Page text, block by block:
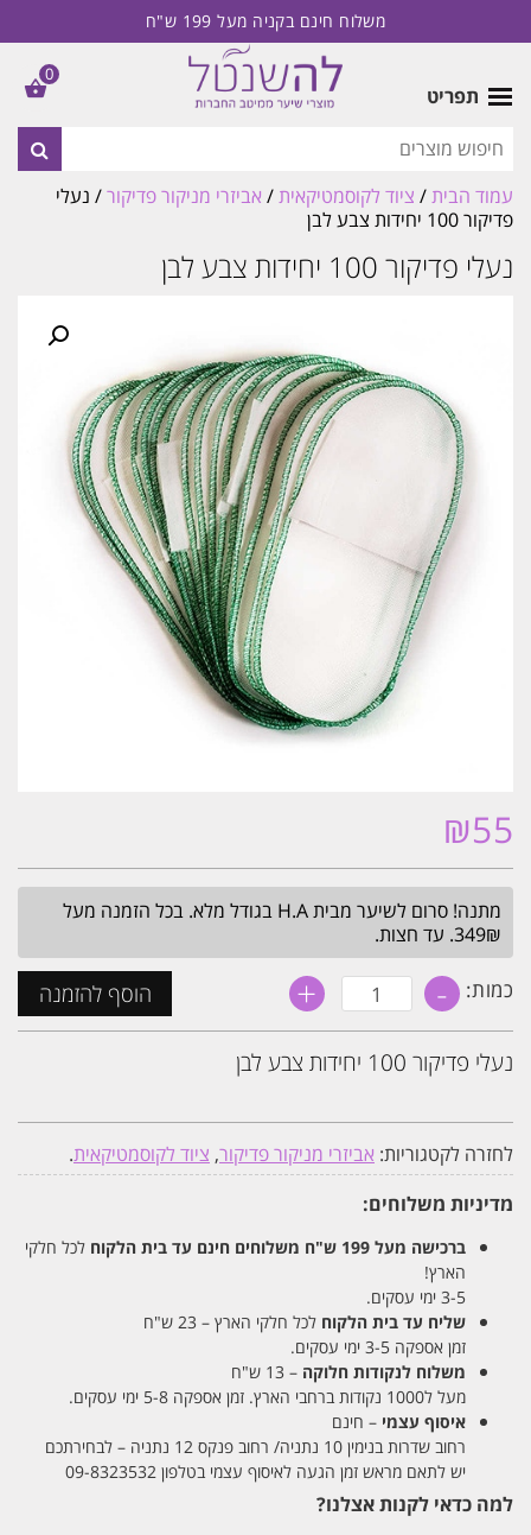
משלוח חינם בקניה מעל 199 ש"ח
תפריט
עמוד הבית/ ציוד לקוסמטיקאית/ אביזרי מניקור פדיקור/ נעלי
פדיקור 100 יחידות צבע לבן
נעלי פדיקור 100 יחידות צבע לבן
₪55
מתנה! סרום לשיער מבית H.A בגודל מלא. בכל הזמנה מעל
349₪. עד חצות.
כמות: - כמות
של
100
יחידות
לבן
+ הוסף להזמנה
נעלי פדיקור 100 יחידות צבע לבן
לחזרה לקטגוריות: אביזרי מניקור פדיקור, ציוד לקוסמטיקאית.
מדיניות משלוחים:
ברכישה מעל 199 ש"ח משלוחים חינם עד בית הלקוח לכל חלקי
הארץ!
3-5 ימי עסקים.
שליח עד בית הלקוח לכל חלקי הארץ – 23 ש"ח
זמן אספקה 3-5 ימי עסקים.
משלוח לנקודות חלוקה – 13 ש"ח
מעל ל1000 נקודות ברחבי הארץ. זמן אספקה 5-8 ימי עסקים.
איסוף עצמי – חינם
רחוב שדרות בנימין 10 נתניה/ רחוב פנקס 12 נתניה – לבחירתכם
יש לתאם מראש זמן הגעה לאיסוף עצמי בטלפון 09-8323532
למה כדאי לקנות אצלנו?
0